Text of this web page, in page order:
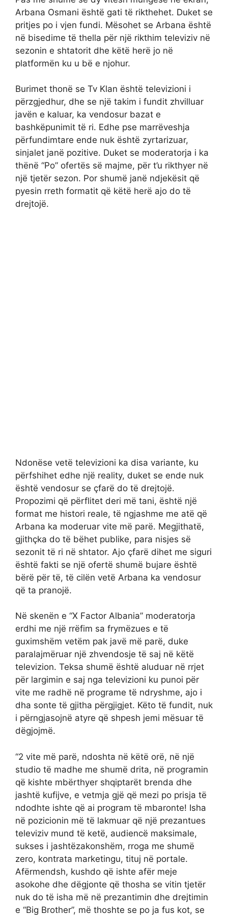
Arbana Osmani është gati të rikthehet. Duket se
pritjes po i vjen fundi. Mësohet se Arbana është
në bisedime të thella për një rikthim televiziv në
sezonin e shtatorit dhe këtë herë jo në
platformën ku u bë e njohur.
Burimet thonë se Tv Klan është televizioni i
përzgjedhur, dhe se një takim i fundit zhvilluar
javën e kaluar, ka vendosur bazat e
bashkëpunimit të ri. Edhe pse marrëveshja
përfundimtare ende nuk është zyrtarizuar,
sinjalet janë pozitive. Duket se moderatorja i ka
thënë “Po” ofertës së majme, për t’u rikthyer në
një tjetër sezon. Por shumë janë ndjekësit që
pyesin rreth formatit që këtë herë ajo do të
drejtojë.
Ndonëse vetë televizioni ka disa variante, ku
përfshihet edhe një reality, duket se ende nuk
është vendosur se çfarë do të drejtojë.
Propozimi që përflitet deri më tani, është një
format me histori reale, të ngjashme me atë që
Arbana ka moderuar vite më parë. Megjithatë,
gjithçka do të bëhet publike, para nisjes së
sezonit të ri në shtator. Ajo çfarë dihet me siguri
është fakti se një ofertë shumë bujare është
bërë për të, të cilën vetë Arbana ka vendosur
që ta pranojë.
Në skenën e “X Factor Albania” moderatorja
erdhi me një rrëfim sa frymëzues e të
guximshëm vetëm pak javë më parë, duke
paralajmëruar një zhvendosje të saj në këtë
televizion. Teksa shumë është aluduar në rrjet
për largimin e saj nga televizioni ku punoi për
vite me radhë në programe të ndryshme, ajo i
dha sonte të gjitha përgjigjet. Këto të fundit, nuk
i përngjasojnë atyre që shpesh jemi mësuar të
dëgjojmë.
“2 vite më parë, ndoshta në këtë orë, në një
studio të madhe me shumë drita, në programin
që kishte mbërthyer shqiptarët brenda dhe
jashtë kufijve, e vetmja gjë që mezi po prisja të
ndodhte ishte që ai program të mbaronte! Isha
në pozicionin më të lakmuar që një prezantues
televiziv mund të ketë, audiencë maksimale,
sukses i jashtëzakonshëm, rroga me shumë
zero, kontrata marketingu, tituj në portale.
Afërmendsh, kushdo që ishte afër meje
asokohe dhe dëgjonte që thosha se vitin tjetër
nuk do të isha më në prezantimin dhe drejtimin
e “Big Brother”, më thoshte se po ja fus kot, se